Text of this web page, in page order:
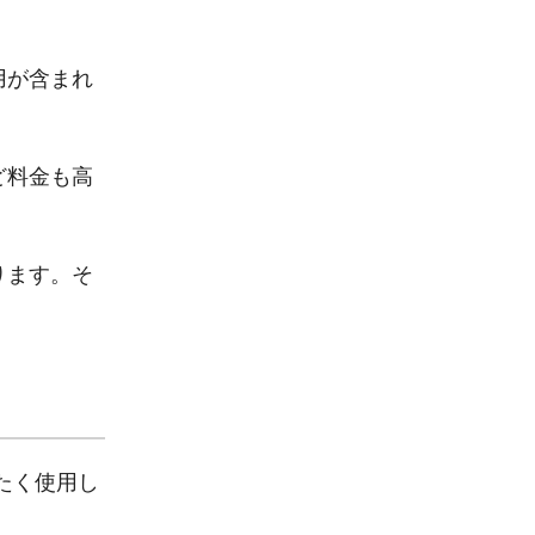
が含まれ
料金も高
ます。そ
く使用し